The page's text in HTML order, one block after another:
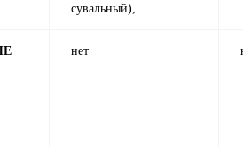
сувальный),
нет